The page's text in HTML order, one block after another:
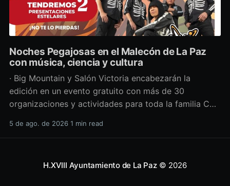
Noches Pegajosas en el Malecón de La Paz
con música, ciencia y cultura
· Big Mountain y Salón Victoria encabezarán la
edición en un evento gratuito con más de 30
organizaciones y actividades para toda la familia Con
divulgación científica y actividades culturales
5 de ago. de 2026 1 min read
H.XVIII Ayuntamiento de La Paz© 2026